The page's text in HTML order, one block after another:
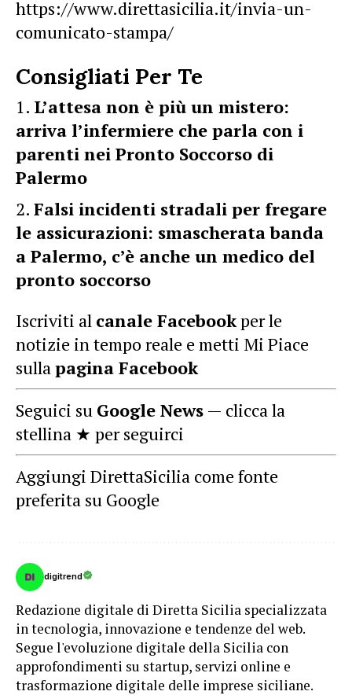
https://www.direttasicilia.it/invia-un-
comunicato-stampa/
Consigliati Per Te
L’attesa non è più un mistero:
arriva l’infermiere che parla con i
parenti nei Pronto Soccorso di
Palermo
Falsi incidenti stradali per fregare
le assicurazioni: smascherata banda
a Palermo, c’è anche un medico del
pronto soccorso
Iscriviti al canale Facebookper le
notizie in tempo reale e metti Mi Piace
sullapagina Facebook
Seguici su Google News — clicca la
stellina ★ per seguirci
Aggiungi DirettaSicilia come fonte
preferita su Google
digitrend
Redazione digitale di Diretta Sicilia specializzata
in tecnologia, innovazione e tendenze del web.
Segue l'evoluzione digitale della Sicilia con
approfondimenti su startup, servizi online e
trasformazione digitale delle imprese siciliane.